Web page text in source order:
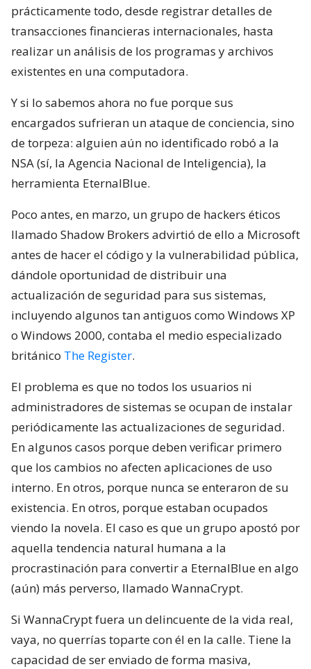
prácticamente todo, desde registrar detalles de
transacciones financieras internacionales, hasta
realizar un análisis de los programas y archivos
existentes en una computadora.
Y si lo sabemos ahora no fue porque sus
encargados sufrieran un ataque de conciencia, sino
de torpeza: alguien aún no identificado robó a la
NSA (sí, la Agencia Nacional de Inteligencia), la
herramienta EternalBlue.
Poco antes, en marzo, un grupo de hackers éticos
llamado Shadow Brokers advirtió de ello a Microsoft
antes de hacer el código y la vulnerabilidad pública,
dándole oportunidad de distribuir una
actualización de seguridad para sus sistemas,
incluyendo algunos tan antiguos como Windows XP
o Windows 2000, contaba el medio especializado
británico The Register.
El problema es que no todos los usuarios ni
administradores de sistemas se ocupan de instalar
periódicamente las actualizaciones de seguridad.
En algunos casos porque deben verificar primero
que los cambios no afecten aplicaciones de uso
interno. En otros, porque nunca se enteraron de su
existencia. En otros, porque estaban ocupados
viendo la novela. El caso es que un grupo apostó por
aquella tendencia natural humana a la
procrastinación para convertir a EternalBlue en algo
(aún) más perverso, llamado WannaCrypt.
Si WannaCrypt fuera un delincuente de la vida real,
vaya, no querrías toparte con él en la calle. Tiene la
capacidad de ser enviado de forma masiva,